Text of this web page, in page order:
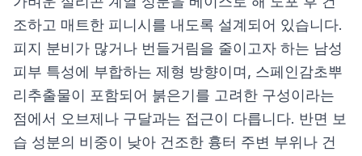
조하고 매트한 피니시를 내도록 설계되어 있습니다.
피지 분비가 많거나 번들거림을 줄이고자 하는 남성
피부 특성에 부합하는 제형 방향이며, 스페인감초뿌
리추출물이 포함되어 붉은기를 고려한 구성이라는
점에서 오브제나 구달과는 접근이 다릅니다. 반면 보
습 성분의 비중이 낮아 건조한 흉터 주변 부위나 건